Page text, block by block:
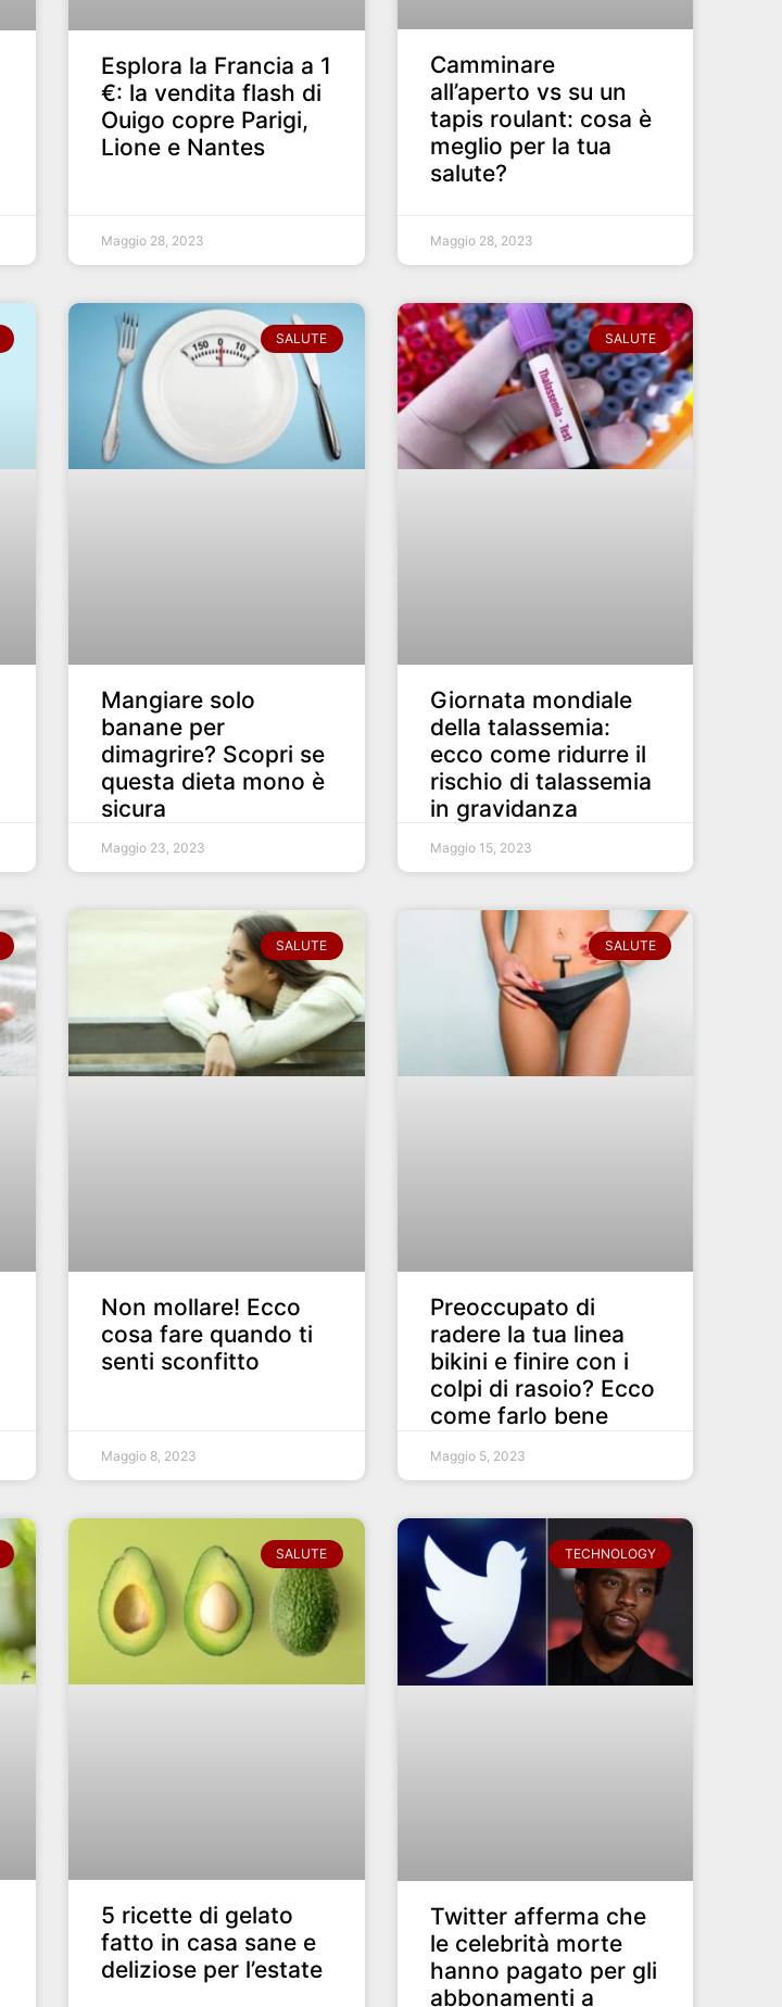
Esplora la Francia a 1
€: la vendita flash di
Ouigo copre Parigi,
Lione e Nantes
Maggio 28, 2023
Camminare
all’aperto vs su un
tapis roulant: cosa è
meglio per la tua
salute?
Maggio 28, 2023
SALUTE
Mangiare solo
banane per
dimagrire? Scopri se
questa dieta mono è
sicura
Maggio 23, 2023
SALUTE
Giornata mondiale
della talassemia:
ecco come ridurre il
rischio di talassemia
in gravidanza
Maggio 15, 2023
SALUTE
Non mollare! Ecco
cosa fare quando ti
senti sconfitto
Maggio 8, 2023
SALUTE
Preoccupato di
radere la tua linea
bikini e finire con i
colpi di rasoio? Ecco
come farlo bene
Maggio 5, 2023
SALUTE
5 ricette di gelato
fatto in casa sane e
deliziose per l’estate
TECHNOLOGY
Twitter afferma che
le celebrità morte
hanno pagato per gli
abbonamenti a